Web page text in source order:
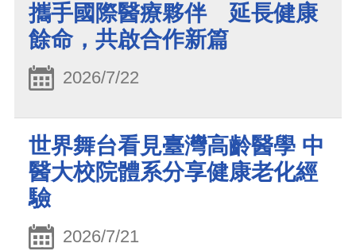
攜手國際醫療夥伴 延長健康
餘命，共啟合作新篇
2026/7/22
世界舞台看見臺灣高齡醫學 中
醫大校院體系分享健康老化經
驗
2026/7/21